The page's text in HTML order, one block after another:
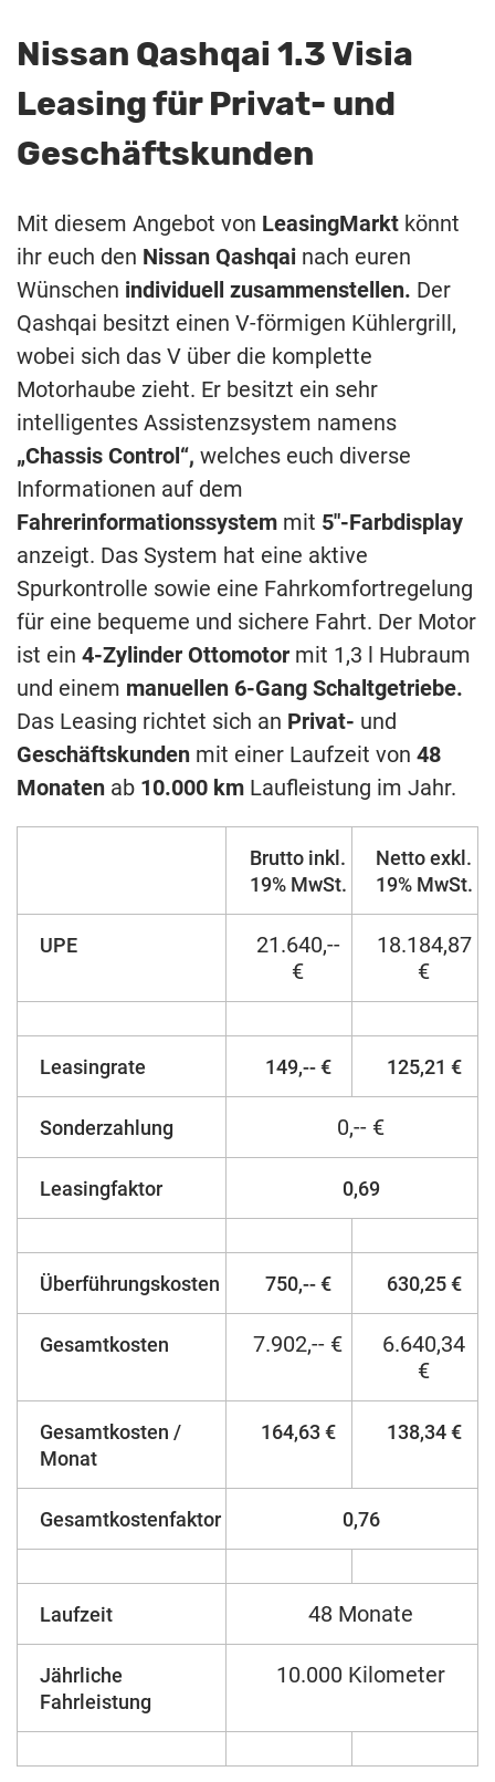
Nissan Qashqai 1.3 Visia
Leasing für Privat- und
Geschäftskunden
Mit diesem Angebot von LeasingMarkt könnt
ihr euch den Nissan Qashqai nach euren
Wünschen individuell zusammenstellen. Der
Qashqai besitzt einen V-förmigen Kühlergrill,
wobei sich das V über die komplette
Motorhaube zieht. Er besitzt ein sehr
intelligentes Assistenzsystem namens
„Chassis Control“, welches euch diverse
Informationen auf dem
Fahrerinformationssystem mit 5″-Farbdisplay
anzeigt. Das System hat eine aktive
Spurkontrolle sowie eine Fahrkomfortregelung
für eine bequeme und sichere Fahrt. Der Motor
ist ein 4-Zylinder Ottomotor mit 1,3 l Hubraum
und einem manuellen 6-Gang Schaltgetriebe.
Das Leasing richtet sich an Privat- und
Geschäftskunden mit einer Laufzeit von 48
Monaten ab 10.000 km Laufleistung im Jahr.
Brutto inkl.
19% MwSt.
Netto exkl.
19% MwSt.
UPE
21.640,--
€
18.184,87
€
Leasingrate 149,-- € 125,21 €
Sonderzahlung 0,-- €
Leasingfaktor 0,69
Überführungskosten 750,-- € 630,25 €
Gesamtkosten 7.902,-- €
6.640,34
€
Gesamtkosten /
Monat
164,63 € 138,34 €
Gesamtkostenfaktor 0,76
Laufzeit 48 Monate
Jährliche
Fahrleistung
10.000 Kilometer